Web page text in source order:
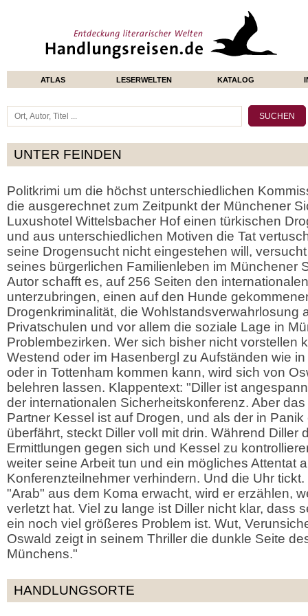
ATLAS LESERWELTEN KATALOG
UNTER FEINDEN
Politkrimi um die höchst unterschiedlichen
die ausgerechnet zum Zeitpunkt der Münchener
Luxushotel Wittelsbacher Hof einen türkischen
und aus unterschiedlichen Motiven die Tat
seine Drogensucht nicht eingestehen will,
seines bürgerlichen Familienleben im Münchener
Autor schafft es, auf 256 Seiten den
unterzubringen, einen auf den Hunde
Drogenkriminalität, die Wohlstandsverwahrlosung
Privatschulen und vor allem die soziale Lage in
Problembezirken. Wer sich bisher nicht vorstellen
Westend oder im Hasenbergl zu Aufständen wie
oder in Tottenham kommen kann, wird sich von
belehren lassen. Klappentext: "Diller ist
der internationalen Sicherheitskonferenz. Aber
Partner Kessel ist auf Drogen, und als der in
überfährt, steckt Diller voll mit drin. Während Diller
Ermittlungen gegen sich und Kessel zu
weiter seine Arbeit tun und ein mögliches Attentat
Konferenzteilnehmer verhindern. Und die Uhr
"Arab" aus dem Koma erwacht, wird er erzählen,
verletzt hat. Viel zu lange ist Diller nicht klar, dass
ein noch viel größeres Problem ist. Wut,
Oswald zeigt in seinem Thriller die dunkle Seite
Münchens."
HANDLUNGSORTE